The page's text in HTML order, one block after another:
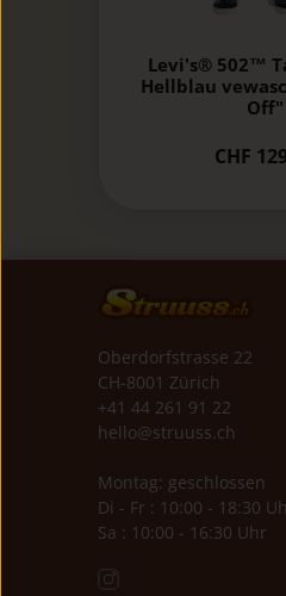
Levi's® 502™
Hellblau
Off"
CHF
Oberdorfstrasse 22
CH-8001 Zürich
+41 44 261 91 22
hello@struuss.ch
Montag: geschlossen
Di - Fr : 10:00 - 18:30
Sa : 10:00 - 16:30 Uhr